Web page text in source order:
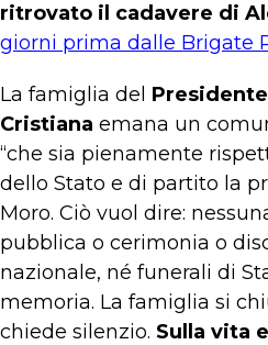
ritrovato il cadavere di
giorni prima dalle Brigate
La famiglia del
Cristiana emana un
“che sia pienamente
dello Stato e di partito la
Moro. Ciò vuol dire:
pubblica o cerimonia o
nazionale, né funerali di
memoria. La famiglia si
chiede silenzio. Sulla vita